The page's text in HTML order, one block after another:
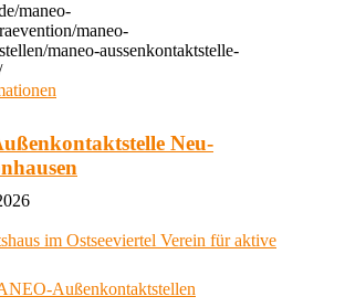
maneo-
maneo-
maneo-aussenkontaktstelle-
Neu-
im Ostseeviertel Verein für aktive
Außenkontaktstellen